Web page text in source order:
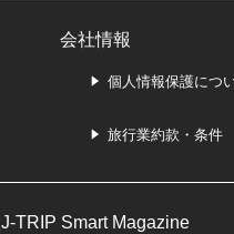
会社情報
個人情報保護につ
旅行業約款・条件
J-TRIP Smart Magazine